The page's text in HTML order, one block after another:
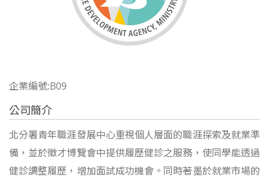
企業編號:B09
公司簡介
北分署青年職涯發展中心重視個人層面的職涯探索及就業準
備，並於徵才博覽會中提供履歷健診之服務 ，使同學能透過
健診調整履歷，增加面試成功機會 。同時著墨於就業市場的